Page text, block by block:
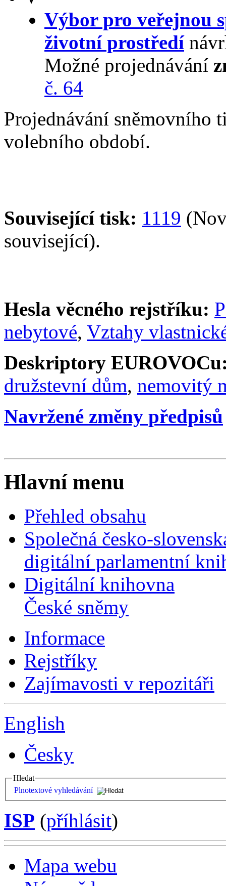
Výbor pro veřejnou
životní prostředí
Možné projednávání
č. 64
Projednávání sněmovního
volebního období.
Související tisk: 1119
související).
Hesla věcného rejstříku:
nebytové, Vztahy
Deskriptory
družstevní dům, nemovitý
Navržené změny předpisů
Hlavní menu
Přehled obsahu
Společná česko-
digitální parlamentní
Digitální knihovna
České sněmy
Informace
Rejstříky
Zajímavosti v repozitáři
English
Česky
Hledat
Plnotextové vyhledávání
ISP (příhlásit)
Mapa webu